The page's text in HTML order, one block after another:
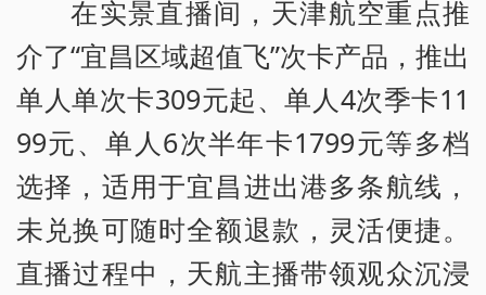
在实景直播间，天津航空重点推
介了“宜昌区域超值飞”次卡产品，推出
单人单次卡309元起、单人4次季卡11
99元、单人6次半年卡1799元等多档
选择，适用于宜昌进出港多条航线，
未兑换可随时全额退款，灵活便捷。
直播过程中，天航主播带领观众沉浸